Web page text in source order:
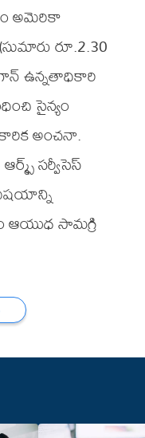
అమెరికా
రూ.2.30
ఉన్నతాధికారి
సైన్యం
అంచనా.
సర్వీసెస్
ఆయుధ సామగ్రి